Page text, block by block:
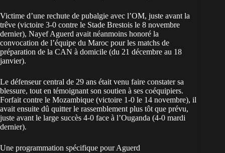
Victime d’une rechute de pubalgie avec l’OM, juste avant la
trêve (victoire 3-0 contre le Stade Brestois le 8 novembre
dernier), Nayef Aguerd avait néanmoins honoré la
convocation de l’équipe du Maroc pour les matchs de
préparation de la CAN à domicile (du 21 décembre au 18
janvier).
Le défenseur central de 29 ans était venu faire constater sa
blessure, tout en témoignant son soutien à ses coéquipiers.
Forfait contre le Mozambique (victoire 1-0 le 14 novembre), il
avait ensuite dû quitter le rassemblement plus tôt que prévu,
juste avant le large succès 4-0 face à l’Ouganda (4-0 mardi
dernier).
Une programmation spécifique pour Aguerd